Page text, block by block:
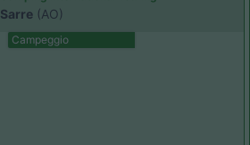
Sarre (AO)
Campeggio